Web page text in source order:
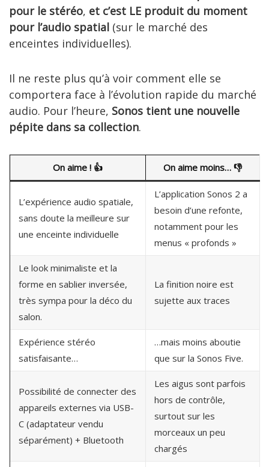
pour le stéréo, et c’est LE produit du moment
pour l’audio spatial (sur le marché des
enceintes individuelles).
Il ne reste plus qu’à voir comment elle se
comportera face à l’évolution rapide du marché
audio. Pour l’heure, Sonos tient une nouvelle
pépite dans sa collection.
On aime ! 👍 On aime moins… 👎
L’expérience audio spatiale,
sans doute la meilleure sur
une enceinte individuelle
L’application Sonos 2 a
besoin d’une refonte,
notamment pour les
menus « profonds »
Le look minimaliste et la
forme en sablier inversée,
très sympa pour la déco du
salon.
La finition noire est
sujette aux traces
Expérience stéréo
satisfaisante…
…mais moins aboutie
que sur la Sonos Five.
Possibilité de connecter des
appareils externes via USB-
C (adaptateur vendu
séparément) + Bluetooth
Les aigus sont parfois
hors de contrôle,
surtout sur les
morceaux un peu
chargés